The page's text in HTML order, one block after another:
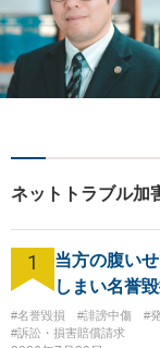
ネットトラブル加
1
当方の腹い
しまい名誉
#名誉毀損 #誹謗中傷 #
#訴訟・損害賠償請求